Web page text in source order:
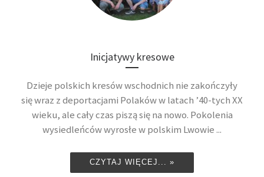
Inicjatywy kresowe
Dzieje polskich kresów wschodnich nie zakończyły
się wraz z deportacjami Polaków w latach ’40-tych XX
wieku, ale cały czas piszą się na nowo. Pokolenia
wysiedleńców wyrosłe w polskim Lwowie ...
CZYTAJ WIĘCEJ... »